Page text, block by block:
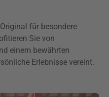
für besondere
Sie von
einem bewährten
Erlebnisse vereint.